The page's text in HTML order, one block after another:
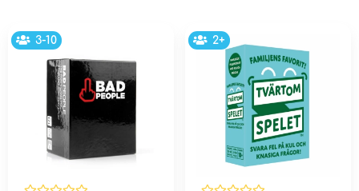
3-10 2+